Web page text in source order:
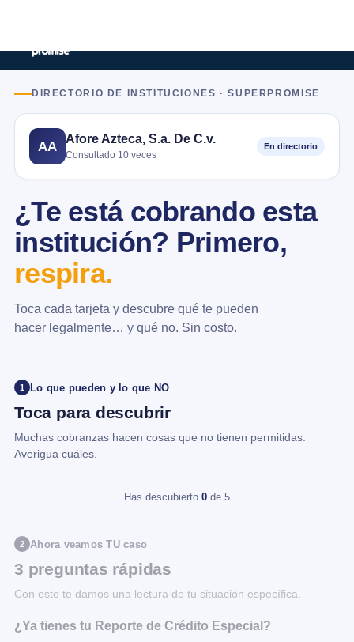
DIRECTORIO DE INSTITUCIONES · SUPERPROMISE
AA
Afore Azteca, S.a. De C.v.
Consultado 10 veces
En directorio
¿Te está cobrando esta
institución? Primero,
respira.
Toca cada tarjeta y descubre qué te pueden
hacer legalmente… y qué no. Sin costo.
1 Lo que pueden y lo que NO
Toca para descubrir
Muchas cobranzas hacen cosas que no tienen permitidas.
Averigua cuáles.
Has descubierto 0 de 5
2 Ahora veamos TU caso
3 preguntas rápidas
Con esto te damos una lectura de tu situación específica.
¿Ya tienes tu Reporte de Crédito Especial?